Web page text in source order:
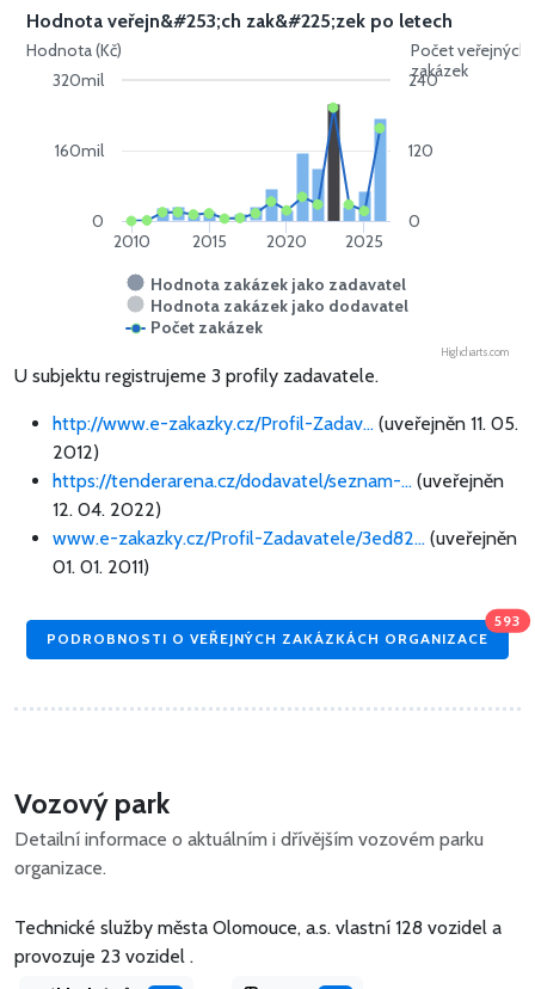
Hodnota (Kč)
Počet veřejných
zakázek
Hodnota veřejn&#253;ch zak&#225;zek po letech
Hodnota zakázek jako zadavatel
Hodnota zakázek jako dodavatel
Počet zakázek
2010 2015 2020 2025
0
160mil
320mil
0
120
240
Highcharts.com
U subjektu registrujeme 3 profily zadavatele.
http://www.e-zakazky.cz/Profil-Zadav... (uveřejněn 11. 05.
2012)
https://tenderarena.cz/dodavatel/seznam-... (uveřejněn
12. 04. 2022)
www.e-zakazky.cz/Profil-Zadavatele/3ed82... (uveřejněn
01. 01. 2011)
PODROBNOSTI O VEŘEJNÝCH ZAKÁZKÁCH ORGANIZACE
593
Vozový park
Detailní informace o aktuálním i dřívějším vozovém parku
organizace.
Technické služby města Olomouce, a.s. vlastní 128 vozidel a
provozuje 23 vozidel .